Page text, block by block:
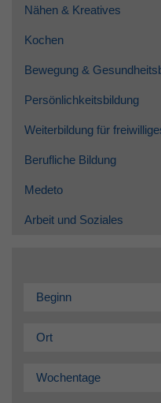
Nähen & Kreatives
Kochen
Bewegung &
Persönlichkeitsbildung
Weiterbildung für
Berufliche Bildung
Medeto
Arbeit und Soziales
Beginn
Ort
Wochentage